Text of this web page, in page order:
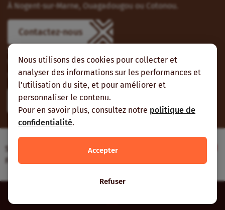
Nous utilisons des cookies pour collecter et
analyser des informations sur les performances et
l'utilisation du site, et pour améliorer et
personnaliser le contenu.
Pour en savoir plus, consultez notre politique de
confidentialité.
Accepter
Refuser
À Nogent-sur-Marne, Ouagadougou ou Cotonou.
Contactez-nous
Suivez-nous
Vous pouvez aussi vous abonner à nos flux RSS et nous
suivre sur les réseaux sociaux.
Site web réalisé avec le soutien de l’Agence
Française de Développement
site